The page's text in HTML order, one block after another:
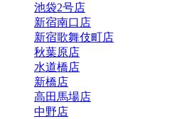
池袋2号店
新宿南口店
新宿歌舞伎町店
秋葉原店
水道橋店
新橋店
高田馬場店
中野店